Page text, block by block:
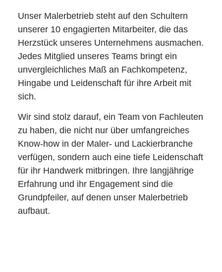
Unser Malerbetriebsteht auf den Schultern
unserer 10 engagierten Mitarbeiter, die das
Herzstück unseres Unternehmens ausmachen.
Jedes Mitglied unseres Teams bringt ein
unvergleichliches Maß an Fachkompetenz,
Hingabe und Leidenschaftfür ihre Arbeit mit
sich.
Wir sind stolz darauf, ein Team von Fachleuten
zu haben, die nicht nur über umfangreiches
Know-how in der Maler- und Lackierbranche
verfügen, sondern auch eine tiefe Leidenschaft
für ihr Handwerk mitbringen. Ihre langjährige
Erfahrung und ihr Engagementsind die
Grundpfeiler, auf denen unser Malerbetrieb
aufbaut.